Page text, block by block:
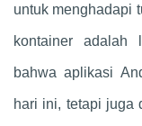
untuk menghadapi
kontainer adalah
bahwa aplikasi
hari ini, tetapi juga